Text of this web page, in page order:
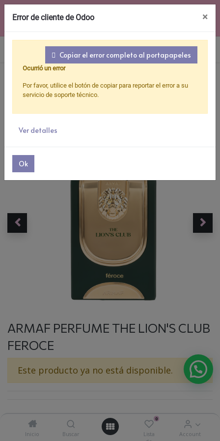
Inicio Buscar
0
Lista
Account
CÓDIGO:ILOVEGLAMORA
Y RECIBE UN 10% DE DESCUENTO
ARMAF PERFUME THE LION'S CLUB
FEROCE
ARMAF PERFUME THE LION'S CLUB
FEROCE
Este producto ya no está disponible.
Error de cliente de Odoo ×
Copiar el error completo al portapapeles
Ocurrió un error
Por favor, utilice el botón de copiar para reportar el error a su
servicio de soporte técnico.
Ver detalles
Ok